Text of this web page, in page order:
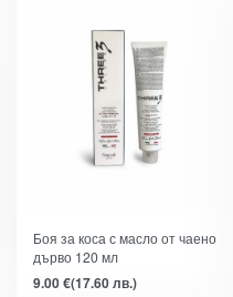
Боя за коса с масло от чаено
дърво 120 мл
9.00€(17.60 лв.)